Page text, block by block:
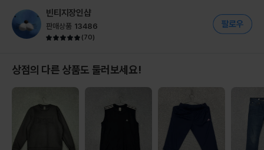
빈티지장인샵
판매상품 13486
(70)
상점의 다른 상품도 둘러보세요!